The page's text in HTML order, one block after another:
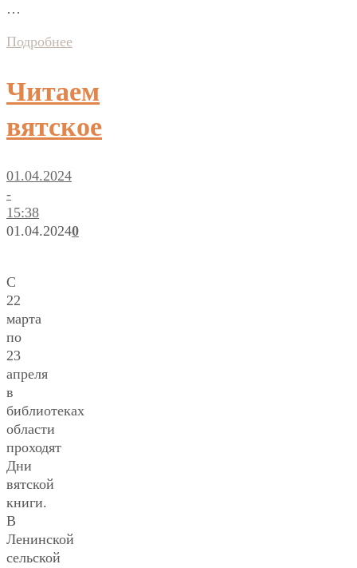
…
Подробнее
Читаем
вятское
01.04.2024
-
15:38
01.04.20240
С
22
марта
по
23
апреля
в
библиотеках
области
проходят
Дни
вятской
книги.
В
Ленинской
сельской